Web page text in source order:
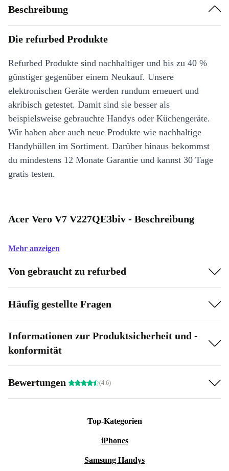
Beschreibung
Die refurbed Produkte
Refurbed Produkte sind nachhaltiger und bis zu 40 %
günstiger gegenüber einem Neukauf. Unsere
elektronischen Geräte werden rundum erneuert und
akribisch getestet. Damit sind sie besser als
beispielsweise gebrauchte Handys oder Küchengeräte.
Wir haben aber auch neue Produkte wie nachhaltige
Handyhüllen im Sortiment. Darüber hinaus bekommst
du mindestens 12 Monate Garantie und kannst 30 Tage
gratis testen.
Acer Vero V7 V227QE3biv - Beschreibung
Mehr anzeigen
Von gebraucht zu refurbed
Häufig gestellte Fragen
Informationen zur Produktsicherheit und -
konformität
Bewertungen (4.6)
Top-Kategorien
iPhones
Samsung Handys